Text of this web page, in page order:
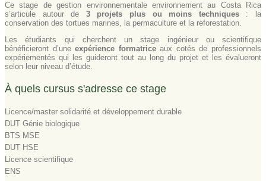
Ce stage de gestion environnementale environnement au Costa Rica
s’articule autour de 3 projets plus ou moins techniques: la
conservation des tortues marines, la permaculture et la reforestation.
Les étudiants qui cherchent un stage ingénieur ou scientifique
bénéficieront d’uneexpérience formatriceaux cotés de professionnels
expériementés qui les guideront tout au long du projet et les évalueront
selon leur niveau d’étude.
À quels cursus s'adresse ce stage
Licence/master solidarité et développement durable
DUT Génie biologique
BTS MSE
DUT HSE
Licence scientifique
ENS